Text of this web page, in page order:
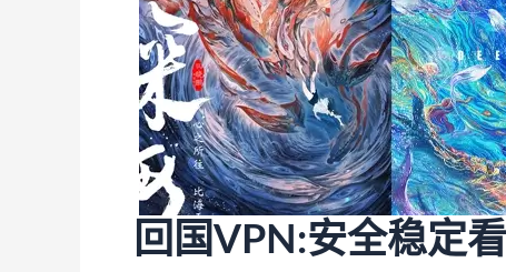
回国VPN:安全稳定